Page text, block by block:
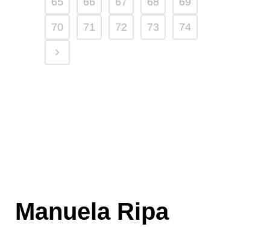
70 71 72 73 74
Manuela Ripa